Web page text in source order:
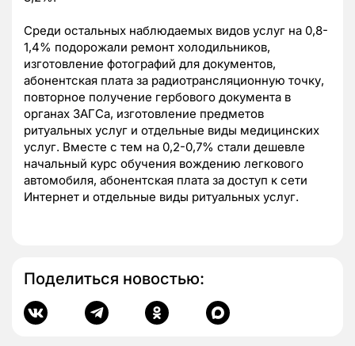
Среди остальных наблюдаемых видов услуг на 0,8-
1,4% подорожали ремонт холодильников,
изготовление фотографий для документов,
абонентская плата за радиотрансляционную точку,
повторное получение гербового документа в
органах ЗАГСа, изготовление предметов
ритуальных услуг и отдельные виды медицинских
услуг. Вместе с тем на 0,2-0,7% стали дешевле
начальный курс обучения вождению легкового
автомобиля, абонентская плата за доступ к сети
Интернет и отдельные виды ритуальных услуг.
Поделиться новостью: